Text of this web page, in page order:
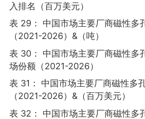
入排名（百万美元）
表 29： 中国市场主要厂商磁性多
（2021-2026）&（吨）
表 30： 中国市场主要厂商磁性多
场份额（2021-2026）
表 31： 中国市场主要厂商磁性多
（2021-2026）&（百万美元）
表 32： 中国市场主要厂商磁性多